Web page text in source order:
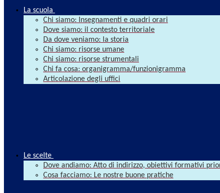
La scuola
Chi siamo: Insegnamenti e quadri orari
Dove siamo: il contesto territoriale
Da dove veniamo: la storia
Chi siamo: risorse umane
Chi siamo: risorse strumentali
Chi fa cosa: organigramma/funzionigramma
Articolazione degli uffici
Le scelte
Dove andiamo: Atto di indirizzo, obiettivi formativi
Cosa facciamo: Le nostre buone pratiche